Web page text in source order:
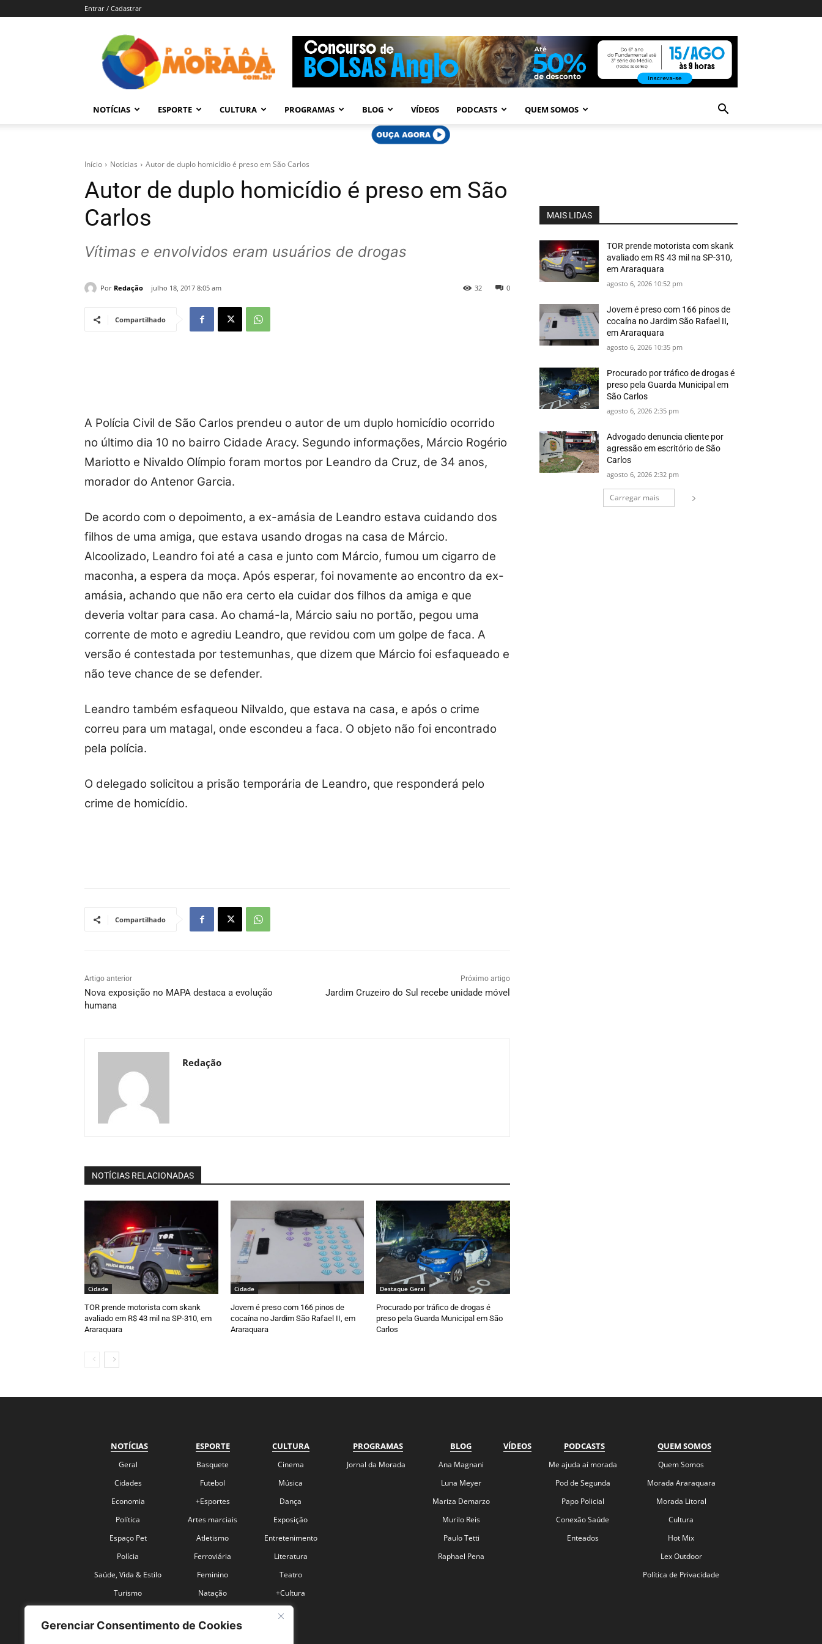
Gerenciar Consentimento de Cookies
Entrar / Cadastrar
Morada
–
Araraquara
NOTÍCIAS ESPORTE CULTURA PROGRAMAS BLOG VÍDEOS PODCASTS QUEM SOMOS
Início Notícias Autor de duplo homicídio é preso em São Carlos
Autor de duplo homicídio é preso em São
Carlos
Vítimas e envolvidos eram usuários de drogas
Por Redação julho 18, 2017 8:05 am 0
32
Compartilhado
A Polícia Civil de São Carlos prendeu o autor de um duplo homicídio ocorrido
no último dia 10 no bairro Cidade Aracy. Segundo informações, Márcio Rogério
Mariotto e Nivaldo Olímpio foram mortos por Leandro da Cruz, de 34 anos,
morador do Antenor Garcia.
De acordo com o depoimento, a ex-amásia de Leandro estava cuidando dos
filhos de uma amiga, que estava usando drogas na casa de Márcio.
Alcoolizado, Leandro foi até a casa e junto com Márcio, fumou um cigarro de
maconha, a espera da moça. Após esperar, foi novamente ao encontro da ex-
amásia, achando que não era certo ela cuidar dos filhos da amiga e que
deveria voltar para casa. Ao chamá-la, Márcio saiu no portão, pegou uma
corrente de moto e agrediu Leandro, que revidou com um golpe de faca. A
versão é contestada por testemunhas, que dizem que Márcio foi esfaqueado e
não teve chance de se defender.
Leandro também esfaqueou Nilvaldo, que estava na casa, e após o crime
correu para um matagal, onde escondeu a faca. O objeto não foi encontrado
pela polícia.
O delegado solicitou a prisão temporária de Leandro, que responderá pelo
crime de homicídio.
Compartilhado
Artigo anterior
Nova exposição no MAPA destaca a evolução
humana
Próximo artigo
Jardim Cruzeiro do Sul recebe unidade móvel
Redação
NOTÍCIAS RELACIONADAS
Cidade
TOR prende motorista com skank
avaliado em R$ 43 mil na SP-310, em
Araraquara
Cidade
Jovem é preso com 166 pinos de
cocaína no Jardim São Rafael II, em
Araraquara
Destaque Geral
Procurado por tráfico de drogas é
preso pela Guarda Municipal em São
Carlos
MAIS LIDAS
TOR prende motorista com skank
avaliado em R$ 43 mil na SP-310,
em Araraquara
agosto 6, 2026 10:52 pm
Jovem é preso com 166 pinos de
cocaína no Jardim São Rafael II,
em Araraquara
agosto 6, 2026 10:35 pm
Procurado por tráfico de drogas é
preso pela Guarda Municipal em
São Carlos
agosto 6, 2026 2:35 pm
Advogado denuncia cliente por
agressão em escritório de São
Carlos
agosto 6, 2026 2:32 pm
Carregar mais
NOTÍCIAS
Geral
Cidades
Economia
Política
Espaço Pet
Polícia
Saúde, Vida & Estilo
Turismo
ESPORTE
Basquete
Futebol
+Esportes
Artes marciais
Atletismo
Ferroviária
Feminino
Natação
CULTURA
Cinema
Música
Dança
Exposição
Entretenimento
Literatura
Teatro
+Cultura
PROGRAMAS
Jornal da Morada
BLOG
Ana Magnani
Luna Meyer
Mariza Demarzo
Murilo Reis
Paulo Tetti
Raphael Pena
VÍDEOS PODCASTS
Me ajuda aí morada
Pod de Segunda
Papo Policial
Conexão Saúde
Enteados
QUEM SOMOS
Quem Somos
Morada Araraquara
Morada Litoral
Cultura
Hot Mix
Lex Outdoor
Política de Privacidade